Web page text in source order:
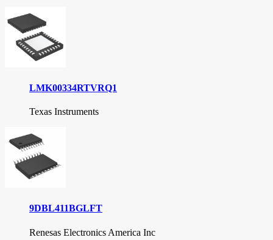
LMK00334RTVRQ1
Texas Instruments
9DBL411BGLFT
Renesas Electronics America Inc